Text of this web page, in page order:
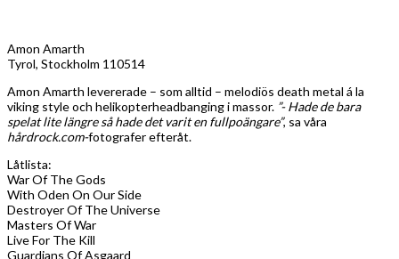
Amon Amarth
Tyrol, Stockholm 110514
Amon Amarth levererade – som alltid – melodiös death metal á la
viking style och helikopterheadbanging i massor. ”- Hade de bara
spelat lite längre så hade det varit en fullpoängare”, sa våra
hårdrock.com-fotografer efteråt.
Låtlista:
War Of The Gods
With Oden On Our Side
Destroyer Of The Universe
Masters Of War
Live For The Kill
Guardians Of Asgaard